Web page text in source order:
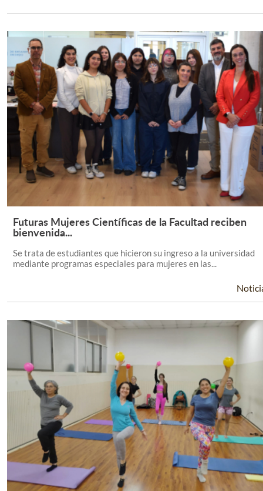
Leer Más +
Futuras Mujeres Científicas de la Facultad reciben
bienvenida...
Se trata de estudiantes que hicieron su ingreso a la universidad
mediante programas especiales para mujeres en las...